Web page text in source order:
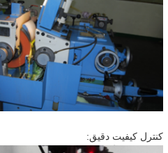
کنترل کیفیت دقیق: